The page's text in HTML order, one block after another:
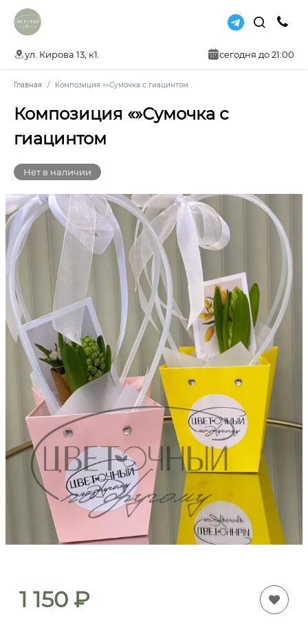
ул. Кирова 13, к1. сегодня до 21:00
Главная Композиция «»Сумочка с гиацинтом
Композиция «»Сумочка с
гиацинтом
Нет в наличии
1 150 ₽